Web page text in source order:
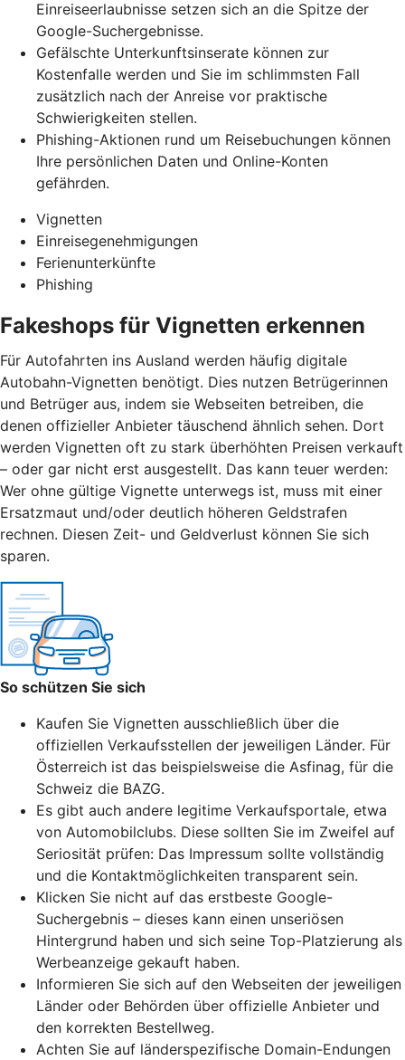
Einreiseerlaubnisse setzen sich an die Spitze der
Google-Suchergebnisse.
Gefälschte Unterkunftsinserate können zur
Kostenfalle werden und Sie im schlimmsten Fall
zusätzlich nach der Anreise vor praktische
Schwierigkeiten stellen.
Phishing-Aktionen rund um Reisebuchungen können
Ihre persönlichen Daten und Online-Konten
gefährden.
Vignetten
Einreisegenehmigungen
Ferienunterkünfte
Phishing
Fakeshops für Vignetten erkennen
Für Autofahrten ins Ausland werden häufig digitale
Autobahn-Vignetten benötigt. Dies nutzen Betrügerinnen
und Betrüger aus, indem sie Webseiten betreiben, die
denen offizieller Anbieter täuschend ähnlich sehen. Dort
werden Vignetten oft zu stark überhöhten Preisen verkauft
– oder gar nicht erst ausgestellt. Das kann teuer werden:
Wer ohne gültige Vignette unterwegs ist, muss mit einer
Ersatzmaut und/oder deutlich höheren Geldstrafen
rechnen. Diesen Zeit- und Geldverlust können Sie sich
sparen.
So schützen Sie sich
Kaufen Sie Vignetten ausschließlich über die
offiziellen Verkaufsstellen der jeweiligen Länder. Für
Österreich ist das beispielsweise die Asfinag, für die
Schweiz die BAZG.
Es gibt auch andere legitime Verkaufsportale, etwa
von Automobilclubs. Diese sollten Sie im Zweifel auf
Seriosität prüfen: Das Impressum sollte vollständig
und die Kontaktmöglichkeiten transparent sein.
Klicken Sie nicht auf das erstbeste Google-
Suchergebnis – dieses kann einen unseriösen
Hintergrund haben und sich seine Top-Platzierung als
Werbeanzeige gekauft haben.
Informieren Sie sich auf den Webseiten der jeweiligen
Länder oder Behörden über offizielle Anbieter und
den korrekten Bestellweg.
Achten Sie auf länderspezifische Domain-Endungen